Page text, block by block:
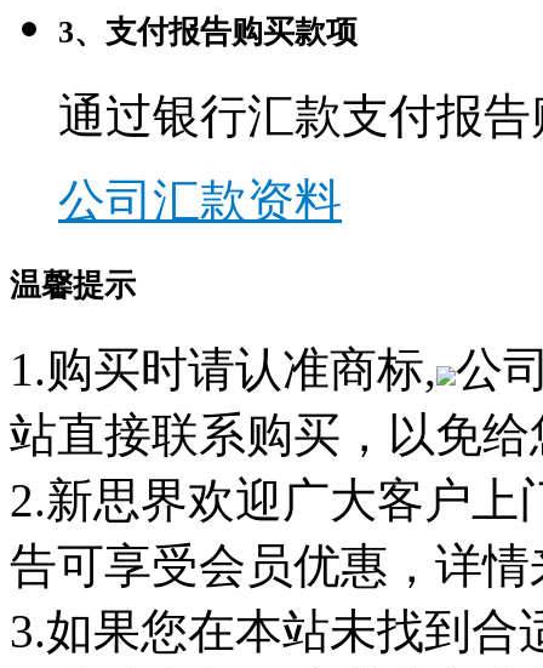
3、支付报告购买款项
通过银行汇款支付报
公司汇款资料
温馨提示
1.购买时请认准商标, 公
站直接联系购买，以免
2.新思界欢迎广大客户
告可享受会员优惠，详
3.如果您在本站未找到